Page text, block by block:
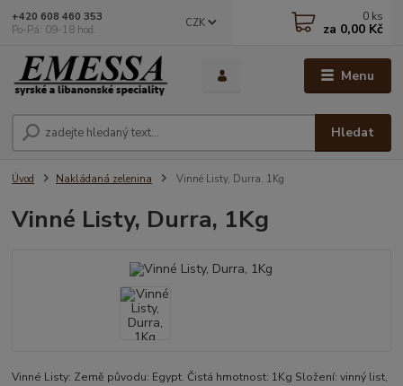
Menu
CZK
Hledat
+420 608 460 353
Po-Pá: 09-18 hod.
0 ks
za 0,00 Kč
Úvod Nakládaná zelenina Vinné Listy, Durra, 1Kg
Vinné Listy, Durra, 1Kg
Vinné Listy: Země původu: Egypt. Čistá hmotnost: 1Kg Složení: vinný list,